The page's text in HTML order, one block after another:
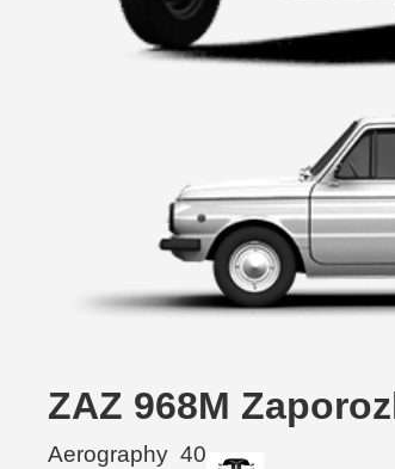
ZAZ 968M
Aerography 40